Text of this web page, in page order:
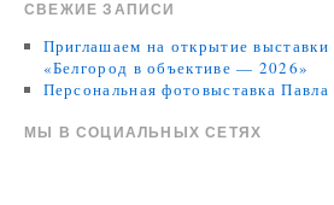
СВЕЖИЕ ЗАПИСИ
Приглашаем на открытие выставки
«Белгород в объективе — 2026»
Персональная фотовыставка
МЫ В СОЦИАЛЬНЫХ СЕТЯХ